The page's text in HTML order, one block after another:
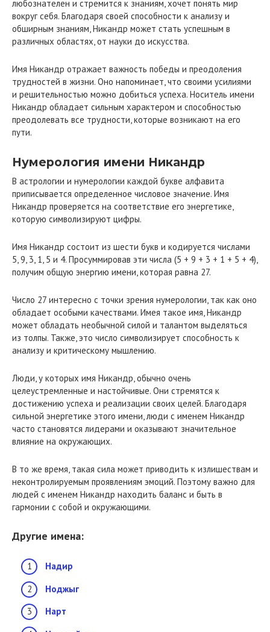
любознателен и стремится к знаниям, хочет понять мир
вокруг себя. Благодаря своей способности к анализу и
обширным знаниям, Никандр может стать успешным в
различных областях, от науки до искусства.
Имя Никандр отражает важность победы и преодоления
трудностей в жизни. Оно напоминает, что своими усилиями
и решительностью можно добиться успеха. Носитель имени
Никандр обладает сильным характером и способностью
преодолевать все трудности, которые возникают на его
пути.
Нумерология имени Никандр
В астрологии и нумерологии каждой букве алфавита
приписывается определенное числовое значение. Имя
Никандр проверяется на соответствие его энергетике,
которую символизируют цифры.
Имя Никандр состоит из шести букв и кодируется числами
5, 9, 3, 1, 5 и 4. Просуммировав эти числа (5 + 9 + 3 + 1 + 5 + 4),
получим общую энергию имени, которая равна 27.
Число 27 интересно с точки зрения нумерологии, так как оно
обладает особыми качествами. Имея такое имя, Никандр
может обладать необычной силой и талантом выделяться
из толпы. Также, это число символизирует способность к
анализу и критическому мышлению.
Люди, у которых имя Никандр, обычно очень
целеустремленные и настойчивые. Они стремятся к
достижению успеха и реализации своих целей. Благодаря
сильной энергетике этого имени, люди с именем Никандр
часто становятся лидерами и оказывают значительное
влияние на окружающих.
В то же время, такая сила может приводить к излишествам и
неконтролируемым проявлениям эмоций. Поэтому важно для
людей с именем Никандр находить баланс и быть в
гармонии с собой и окружающими.
Другие имена:
Надир
Ноджыг
Нарт